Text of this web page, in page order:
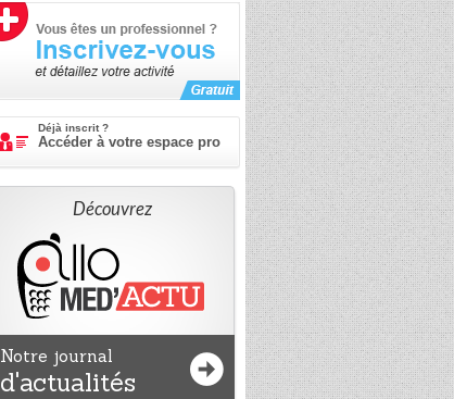
Déjà inscrit ?
Accéder à votre espace pro
Découvrez
Notre journal
d'actualités